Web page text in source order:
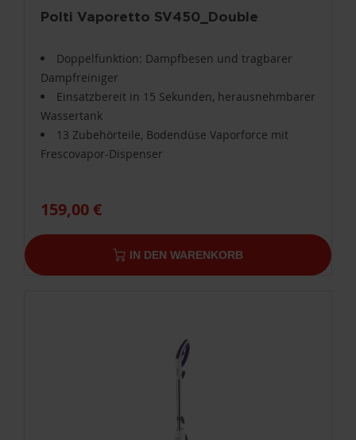
Polti Vaporetto SV450_Double
Doppelfunktion: Dampfbesen und tragbarer
Dampfreiniger
Einsatzbereit in 15 Sekunden, herausnehmbarer
Wassertank
13 Zubehörteile, Bodendüse Vaporforce mit
Frescovapor-Dispenser
159,00 €
IN DEN WARENKORB